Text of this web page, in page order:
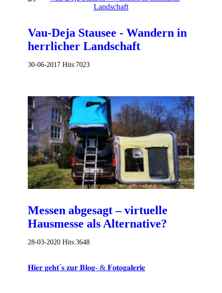
Vau-Deja Stausee - Wandern in
herrlicher Landschaft
30-06-2017 Hits:7023
Messen abgesagt – virtuelle
Hausmesse als Alternative?
28-03-2020 Hits:3648
𝐇𝐢𝐞𝐫 𝐠𝐞𝐡𝐭´𝐬 𝐳𝐮𝐫 𝐁𝐥𝐨𝐠- & 𝐅𝐨𝐭𝐨𝐠𝐚𝐥𝐞𝐫𝐢𝐞